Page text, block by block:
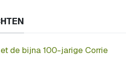
de bijna 100-jarige Corrie